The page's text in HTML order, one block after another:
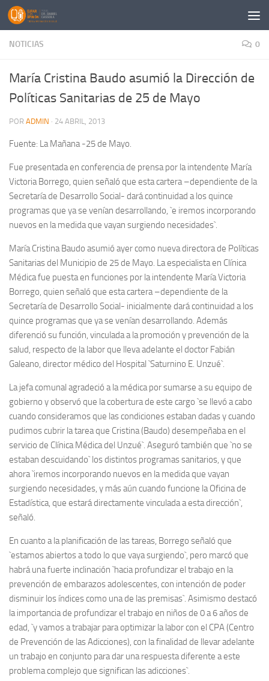
Saltar al contenido
NOTICIAS 0
María Cristina Baudo asumió la Dirección de
Políticas Sanitarias de 25 de Mayo
POR ADMIN · 24 ABRIL, 2013
Fuente: La Mañana -25 de Mayo.
Fue presentada en conferencia de prensa por la intendente María
Victoria Borrego, quien señaló que esta cartera –dependiente de la
Secretaría de Desarrollo Social- dará continuidad a los quince
programas que ya se venían desarrollando, `e iremos incorporando
nuevos en la medida que vayan surgiendo necesidades`.
María Cristina Baudo asumió ayer como nueva directora de Políticas
Sanitarias del Municipio de 25 de Mayo. La especialista en Clínica
Médica fue puesta en funciones por la intendente María Victoria
Borrego, quien señaló que esta cartera –dependiente de la
Secretaría de Desarrollo Social- inicialmente dará continuidad a los
quince programas que ya se venían desarrollando. Además
diferenció su función, vinculada a la promoción y prevención de la
salud, respecto de la labor que lleva adelante el doctor Fabián
Galeano, director médico del Hospital `Saturnino E. Unzué`.
La jefa comunal agradeció a la médica por sumarse a su equipo de
gobierno y observó que la cobertura de este cargo `se llevó a cabo
cuando consideramos que las condiciones estaban dadas y cuando
pudimos cubrir la tarea que Cristina (Baudo) desempeñaba en el
servicio de Clínica Médica del Unzué`. Aseguró también que `no se
estaban descuidando` los distintos programas sanitarios, y que
ahora `iremos incorporando nuevos en la medida que vayan
surgiendo necesidades, y más aún cuando funcione la Oficina de
Estadística, que estará directamente vinculada a esta dirección`,
señaló.
En cuanto a la planificación de las tareas, Borrego señaló que
`estamos abiertos a todo lo que vaya surgiendo`, pero marcó que
habrá una fuerte inclinación `hacia profundizar el trabajo en la
prevención de embarazos adolescentes, con intención de poder
disminuir los índices como una de las premisas`. Asimismo destacó
la importancia de profundizar el trabajo en niños de 0 a 6 años de
edad, `y vamos a trabajar para optimizar la labor con el CPA (Centro
de Prevención de las Adicciones), con la finalidad de llevar adelante
un trabajo en conjunto para dar una respuesta diferente a este
problema complejo que significan las adicciones`.